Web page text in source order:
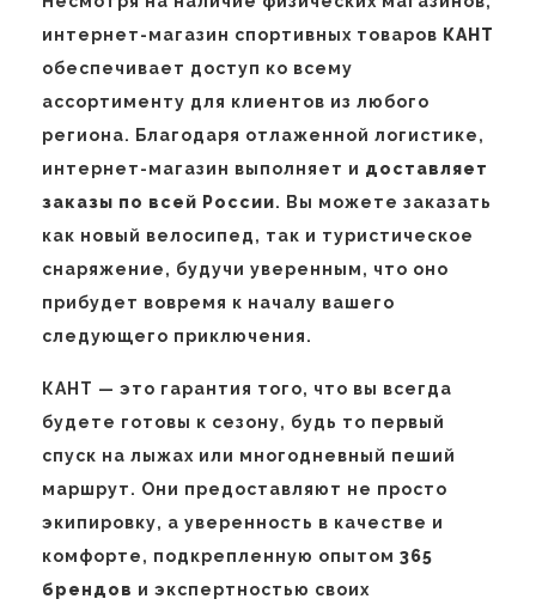
интернет-магазин спортивных товаров КАНТ
обеспечивает доступ ко всему
ассортименту для клиентов из любого
региона. Благодаря отлаженной логистике,
интернет-магазин выполняет и доставляет
заказы по всей России. Вы можете заказать
как новый велосипед, так и туристическое
снаряжение, будучи уверенным, что оно
прибудет вовремя к началу вашего
следующего приключения.
КАНТ — это гарантия того, что вы всегда
будете готовы к сезону, будь то первый
спуск на лыжах или многодневный пеший
маршрут. Они предоставляют не просто
экипировку, а уверенность в качестве и
комфорте, подкрепленную опытом 365
брендов и экспертностью своих